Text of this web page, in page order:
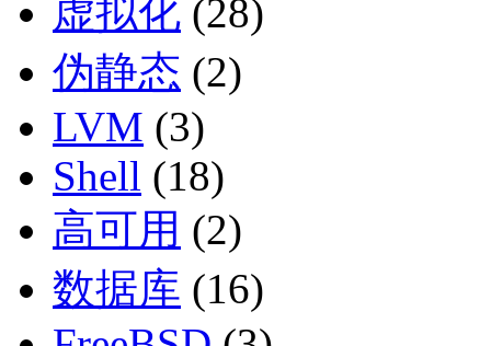
虚拟化 (28)
伪静态 (2)
LVM (3)
Shell (18)
高可用 (2)
数据库 (16)